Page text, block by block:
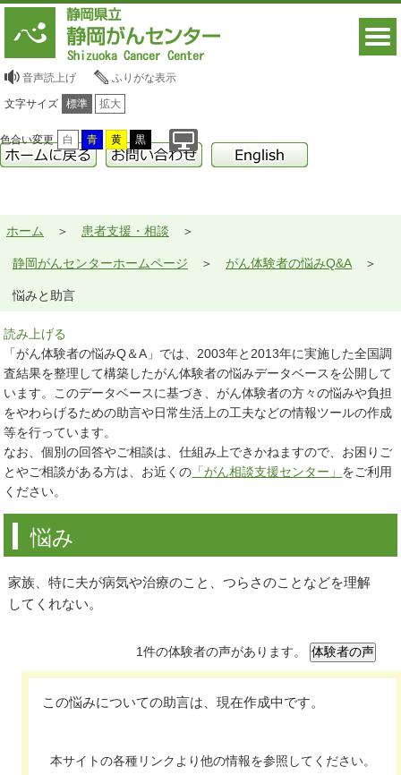
音声読上げ ふりがな表示
文字サイズ 標準 拡大
色合い変更 白 青 黄 黒
ホーム 患者支援・相談
静岡がんセンターホームページ がん体験者の悩みQ&A
悩みと助言
読み上げる
「がん体験者の悩みQ＆A」では、2003年と2013年に実施した全国調
査結果を整理して構築したがん体験者の悩みデータベースを公開して
います。このデータベースに基づき、がん体験者の方々の悩みや負担
をやわらげるための助言や日常生活上の工夫などの情報ツールの作成
等を行っています。
なお、個別の回答やご相談は、仕組み上できかねますので、お困りご
とやご相談がある方は、お近くの 「がん相談支援センター」 をご利用
ください。
悩み
家族、特に夫が病気や治療のこと、つらさのことなどを理解
してくれない。
1件の体験者の声があります。
この悩みについての助言は、現在作成中です。
本サイトの各種リンクより他の情報を参照してください。